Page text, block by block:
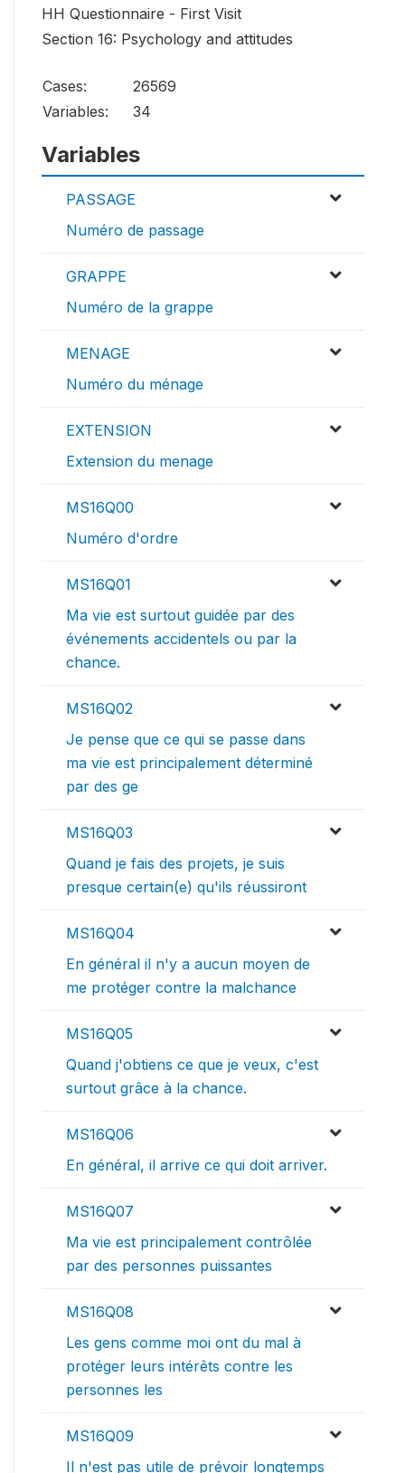
HH Questionnaire - First Visit
Section 16: Psychology and attitudes
Cases:
26569
Variables:
34
Variables
PASSAGE
Numéro de passage
GRAPPE
Numéro de la grappe
MENAGE
Numéro du ménage
EXTENSION
Extension du menage
MS16Q00
Numéro d'ordre
MS16Q01
Ma vie est surtout guidée par des
événements accidentels ou par la
chance.
MS16Q02
Je pense que ce qui se passe dans
ma vie est principalement déterminé
par des ge
MS16Q03
Quand je fais des projets, je suis
presque certain(e) qu'ils réussiront
MS16Q04
En général il n'y a aucun moyen de
me protéger contre la malchance
MS16Q05
Quand j'obtiens ce que je veux, c'est
surtout grâce à la chance.
MS16Q06
En général, il arrive ce qui doit arriver.
MS16Q07
Ma vie est principalement contrôlée
par des personnes puissantes
MS16Q08
Les gens comme moi ont du mal à
protéger leurs intérêts contre les
personnes les
MS16Q09
Il n'est pas utile de prévoir longtemps